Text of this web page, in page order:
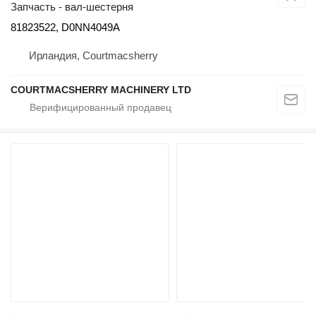
Запчасть - вал-шестерня
81823522, D0NN4049A
Ирландия, Courtmacsherry
COURTMACSHERRY MACHINERY LTD